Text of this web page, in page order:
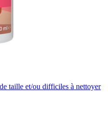
taille et/ou difficiles à nettoyer